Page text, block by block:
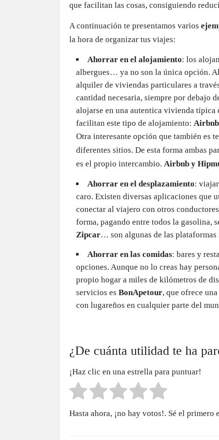
que facilitan las cosas, consiguiendo
A continuación te presentamos varios
la hora de organizar tus viajes:
Ahorrar en el alojamiento: los
albergues… ya no son la única opción.
alquiler de viviendas particulares a
cantidad necesaria, siempre por debajo
alojarse en una autentica vivienda típica
facilitan este tipo de alojamiento:
Otra interesante opción que también es
diferentes sitios. De esta forma ambas
es el propio intercambio. Airbnb y
Ahorrar en el desplazamiento:
caro. Existen diversas aplicaciones que
conectar al viajero con otros
forma, pagando entre todos la gasolina,
Zipcar… son algunas de las plataformas
Ahorrar en las comidas: bares y
opciones. Aunque no lo creas hay
propio hogar a miles de kilómetros de
servicios es BonApetour, que ofrece
con lugareños en cualquier parte del
¿De cuánta utilidad te ha
¡Haz clic en una estrella para puntuar!
Hasta ahora, ¡no hay votos!. Sé el primero